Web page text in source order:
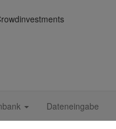
Dateneingabe